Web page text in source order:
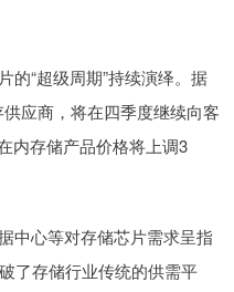
“超级周期”持续演绎。据
应商，将在四季度继续向客
内存储产品价格将上调3
心等对存储芯片需求呈指
了存储行业传统的供需平